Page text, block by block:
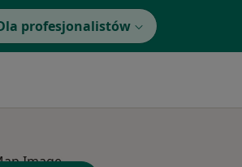
profesjonalistów